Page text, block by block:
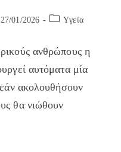
27/01/2026
PostYγεία
ανθρώπους η
αυτόματα μία
ακολουθήσουν
θα νιώθουν